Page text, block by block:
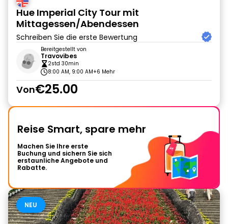
Hue Imperial City Tour mit
Mittagessen/Abendessen
Schreiben Sie die erste Bewertung
Bereitgestellt von
Travovibes
2std 30min
8:00 AM, 9:00 AM+6 Mehr
Von€25.00
Reise Smart, spare mehr
Machen Sie Ihre erste
Buchung und sichern Sie sich
erstaunliche Angebote und
Rabatte.
NEU